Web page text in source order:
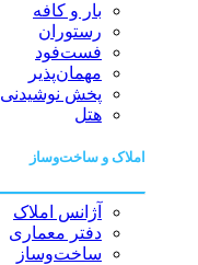
بار و کافه
رستوران
فست‌فود
مهمان‌پذیر
پخش نوشیدنی
هتل
املاک و ساخت‌وساز
آژانس املاک
دفتر معماری
ساخت‌وساز